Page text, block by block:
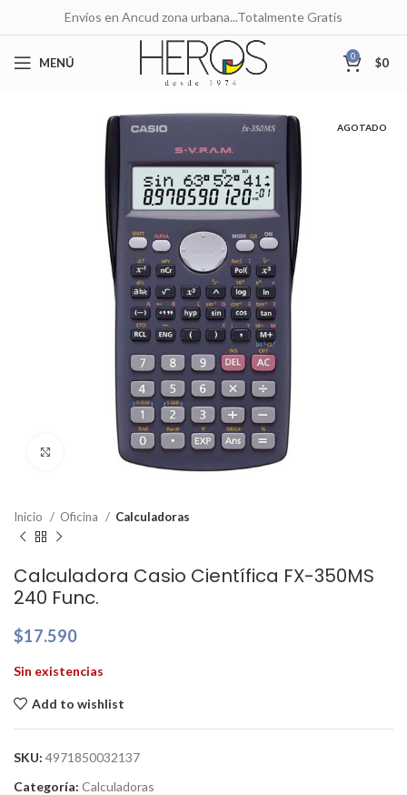
Envíos en Ancud zona urbana...Totalmente Gratis
MENÚ 0 $0
AGOTADO
Clic para ampliar
Inicio Oficina Calculadoras
Calculadora Casio Científica FX-350MS
240 Func.
$17.590
Sin existencias
Add to wishlist
SKU: 4971850032137
Categoría: Calculadoras